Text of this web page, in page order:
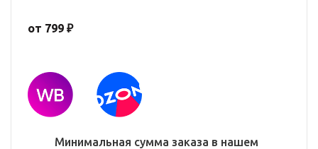
от 799 ₽
Минимальная сумма заказа в нашем